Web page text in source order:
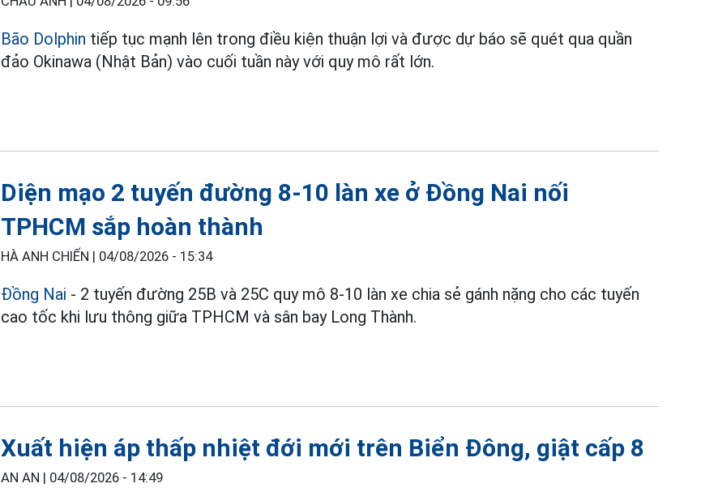
Bão Dolphin tiếp tục mạnh lên trong điều kiện thuận lợi và được dự báo sẽ quét qua quần
đảo Okinawa (Nhật Bản) vào cuối tuần này với quy mô rất lớn.
Diện mạo 2 tuyến đường 8-10 làn xe ở Đồng Nai nối
TPHCM sắp hoàn thành
HÀ ANH CHIẾN | 04/08/2026 - 15:34
Đồng Nai - 2 tuyến đường 25B và 25C quy mô 8-10 làn xe chia sẻ gánh nặng cho các tuyến
cao tốc khi lưu thông giữa TPHCM và sân bay Long Thành.
Xuất hiện áp thấp nhiệt đới mới trên Biển Đông, giật cấp 8
AN AN | 04/08/2026 - 14:49